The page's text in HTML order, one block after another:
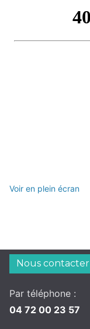
Voir en plein écran
Nous contacter
Par téléphone :
04 72 00 23 57